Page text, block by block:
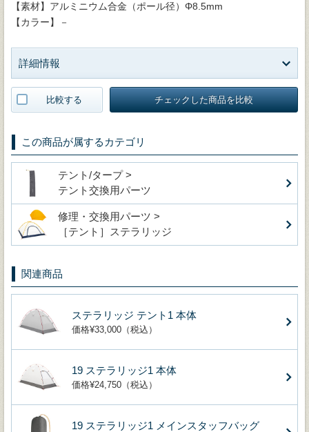
【素材】アルミニウム合金（ポール径）Φ8.5mm
【カラー】－
詳細情報
比較する チェックした商品を比較
この商品が属するカテゴリ
テント/タープ >
テント交換用パーツ
修理・交換用パーツ >
［テント］ステラリッジ
関連商品
ステラリッジ テント1 本体
価格¥33,000（税込）
19 ステラリッジ1 本体
価格¥24,750（税込）
19 ステラリッジ1 メインスタッフバッグ